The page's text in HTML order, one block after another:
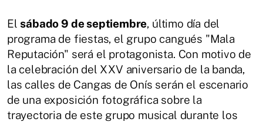
Elsábado 9 de septiembre, último día del
programa de fiestas, el grupo cangués "Mala
Reputación" será el protagonista. Con motivo de
la celebración del XXV aniversario de la banda,
las calles de Cangas de Onís serán el escenario
de una exposición fotográfica sobre la
trayectoria de este grupo musical durante los